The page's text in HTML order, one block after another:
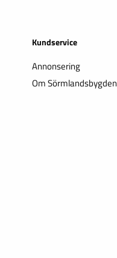
Kundservice
Annonsering
Om Sörmlandsbygden